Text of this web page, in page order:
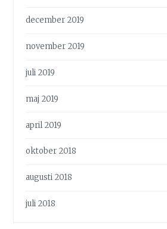
december 2019
november 2019
juli 2019
maj 2019
april 2019
oktober 2018
augusti 2018
juli 2018